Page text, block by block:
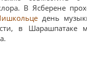
В Ясберене
день
в Шарашпатаке